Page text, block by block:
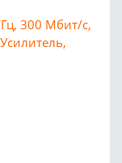
300 Мбит/с,